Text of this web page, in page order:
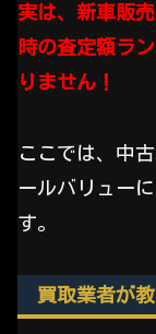
実は、新車販
時の査定額ラ
りません！
ここでは、中
ールバリュー
す。
買取業者が